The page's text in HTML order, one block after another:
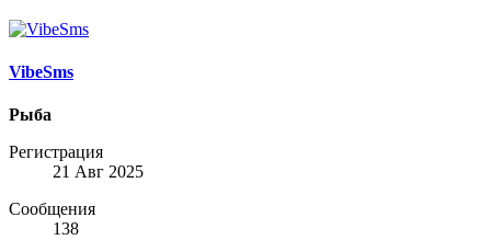
VibeSms
Рыба
Регистрация
21 Авг 2025
Сообщения
138